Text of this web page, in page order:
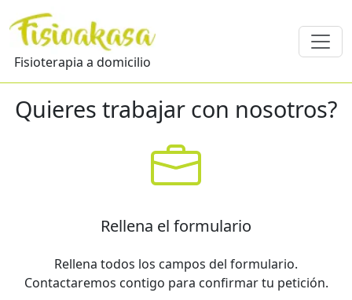
Fisioterapia a domicilio
Quieres trabajar con nosotros?
Rellena el formulario
Rellena todos los campos del formulario.
Contactaremos contigo para confirmar tu petición.